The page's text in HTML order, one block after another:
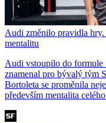
Audi změnilo pravidla
mentalitu
Audi vstoupilo do formule
znamenal pro bývalý tým
Bortoleta se proměnila
především mentalita